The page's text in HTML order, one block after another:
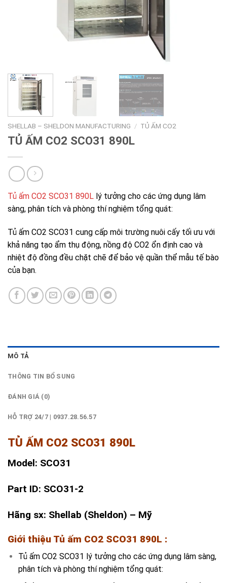
SHELLAB – SHELDON MANUFACTURING / TỦ ẤM CO2
TỦ ẤM CO2 SCO31 890L
Tủ ấm CO2 SCO31 890L lý tưởng cho các ứng dụng lâm
sàng, phân tích và phòng thí nghiệm tổng quát:
Tủ ấm CO2 SCO31 cung cấp môi trường nuôi cấy tối ưu với
khả năng tạo ẩm thụ động, nồng độ CO2 ổn định cao và
nhiệt độ đồng đều chặt chẽ để bảo vệ quần thể mẫu tế bào
của bạn.
MÔ TẢ
THÔNG TIN BỔ SUNG
ĐÁNH GIÁ (0)
HỖ TRỢ 24/7 | 0937.28.56.57
TỦ ẤM CO2 SCO31 890L
Model: SCO31
Part ID: SCO31-2
Hãng sx: Shellab (Sheldon) – Mỹ
Giới thiệu Tủ ấm CO2 SCO31 890L :
Tủ ấm CO2 SCO31 lý tưởng cho các ứng dụng lâm sàng,
phân tích và phòng thí nghiệm tổng quát: